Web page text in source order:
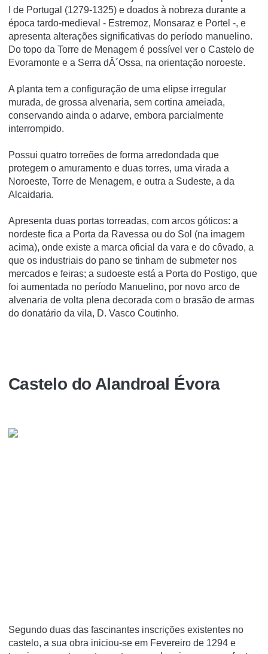
I de Portugal (1279-1325) e doados à nobreza durante a
época tardo-medieval - Estremoz, Monsaraz e Portel -, e
apresenta alterações significativas do perí­odo manuelino.
Do topo da Torre de Menagem é possí­vel ver o Castelo de
Evoramonte e a Serra dÂ´Ossa, na orientação noroeste.
A planta tem a configuração de uma elipse irregular
murada, de grossa alvenaria, sem cortina ameiada,
conservando ainda o adarve, embora parcialmente
interrompido.
Possui quatro torreões de forma arredondada que
protegem o amuramento e duas torres, uma virada a
Noroeste, Torre de Menagem, e outra a Sudeste, a da
Alcaidaria.
Apresenta duas portas torreadas, com arcos góticos: a
nordeste fica a Porta da Ravessa ou do Sol (na imagem
acima), onde existe a marca oficial da vara e do côvado, a
que os industriais do pano se tinham de submeter nos
mercados e feiras; a sudoeste está a Porta do Postigo, que
foi aumentada no período Manuelino, por novo arco de
alvenaria de volta plena decorada com o brasão de armas
do donatário da vila, D. Vasco Coutinho.
Castelo do Alandroal Évora
Segundo duas das fascinantes inscrições existentes no
castelo, a sua obra iniciou-se em Fevereiro de 1294 e